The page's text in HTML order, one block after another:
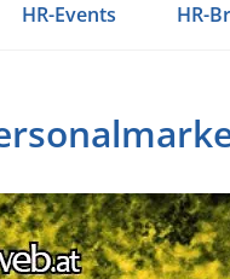
HR-Events HR-